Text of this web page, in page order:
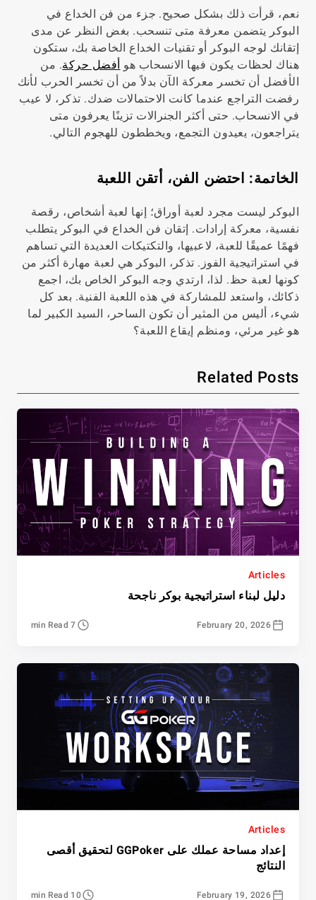
نعم، قرأت ذلك بشكل صحيح. جزء من فن الخداع في
البوكر يتضمن معرفة متى تنسحب. بغض النظر عن مدى
إتقانك لوجه البوكر أو تقنيات الخداع الخاصة بك، ستكون
هناك لحظات يكون فيها الانسحاب هو أفضل حركة. من
الأفضل أن تخسر معركة الآن بدلاً من أن تخسر الحرب لأنك
رفضت التراجع عندما كانت الاحتمالات ضدك. تذكر، لا عيب
في الانسحاب. حتى أكثر الجنرالات تزينًا يعرفون متى
يتراجعون، يعيدون التجمع، ويخططون للهجوم التالي.
الخاتمة: احتضن الفن، أتقن اللعبة
البوكر ليست مجرد لعبة أوراق؛ إنها لعبة أشخاص، رقصة
نفسية، معركة إرادات. إتقان فن الخداع في البوكر يتطلب
فهمًا عميقًا للعبة، لاعبيها، والتكتيكات العديدة التي تساهم
في استراتيجية الفوز. تذكر، البوكر هي لعبة مهارة أكثر من
كونها لعبة حظ. لذا، ارتدي وجه البوكر الخاص بك، اجمع
ذكائك، واستعد للمشاركة في هذه اللعبة الفنية. بعد كل
شيء، أليس من المثير أن تكون الساحر، السيد الكبير لما
هو غير مرئي، ومنظم إيقاع اللعبة؟
Related Posts
Articles
دليل لبناء استراتيجية بوكر ناجحة
February 20, 2026
7 min Read
Articles
إعداد مساحة عملك على GGPoker لتحقيق أقصى
النتائج
February 19, 2026
10 min Read